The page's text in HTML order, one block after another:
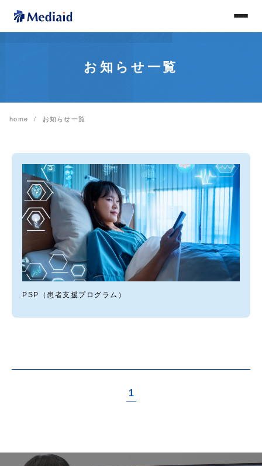
お知らせ一覧
home お知らせ一覧
PSP（患者支援プログラム）
1